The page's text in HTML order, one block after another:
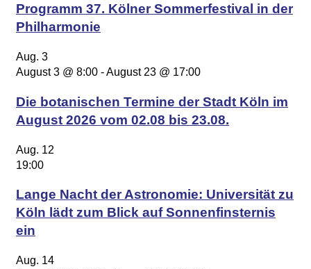
Programm 37. Kölner Sommerfestival in der
Philharmonie
Aug. 3
August 3 @ 8:00 -August 23 @ 17:00
Die botanischen Termine der Stadt Köln im
August 2026 vom 02.08 bis 23.08.
Aug. 12
19:00
Lange Nacht der Astronomie: Universität zu
Köln lädt zum Blick auf Sonnenfinsternis
ein
Aug. 14